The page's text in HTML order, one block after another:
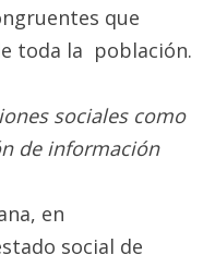
que
toda la población.
sociales como
de información
en
social de